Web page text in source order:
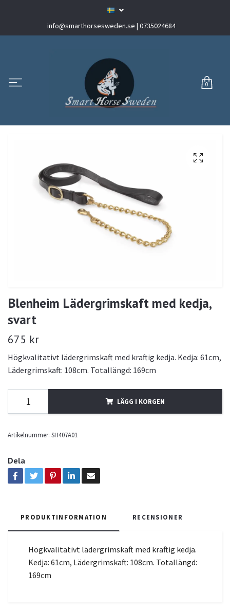
info@smarthorsesweden.se | 0735024684
0
Blenheim Lädergrimskaft med kedja,
svart
675 kr
Högkvalitativt lädergrimskaft med kraftig kedja. Kedja: 61cm,
Lädergrimskaft: 108cm. Totallängd: 169cm
LÄGG I KORGEN
Artikelnummer: SH407A01
Dela
PRODUKTINFORMATION RECENSIONER
Högkvalitativt lädergrimskaft med kraftig kedja.
Kedja: 61cm, Lädergrimskaft: 108cm. Totallängd:
169cm